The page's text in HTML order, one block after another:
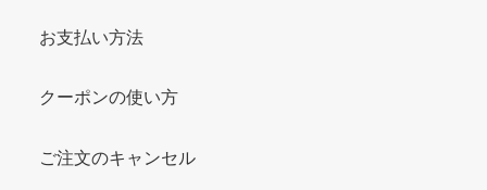
お支払い方法
クーポンの使い方
ご注文のキャンセル